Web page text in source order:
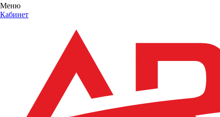
Меню
Кабинет